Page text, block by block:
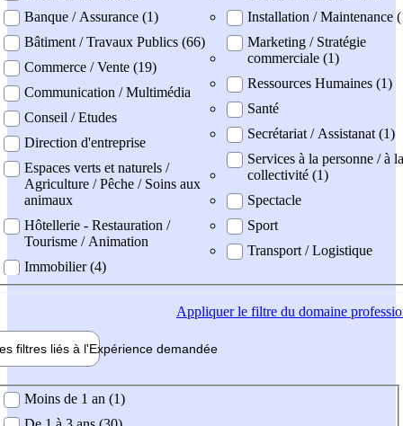
Banque / Assurance (1)
Bâtiment / Travaux Publics (66)
Commerce / Vente (19)
Communication / Multimédia
Conseil / Etudes
Direction d'entreprise
Espaces verts et naturels /
Agriculture / Pêche / Soins aux
animaux
Hôtellerie - Restauration /
Tourisme / Animation
Immobilier (4)
Installation / Maintenance
Marketing / Stratégie
commerciale (1)
Ressources Humaines (1)
Santé
Secrétariat / Assistanat (1)
Services à la personne / à la
collectivité (1)
Spectacle
Sport
Transport / Logistique
Appliquerle filtre du domaine
filtres liés à l'Expérience demandée
demandée
Moins de 1 an (1)